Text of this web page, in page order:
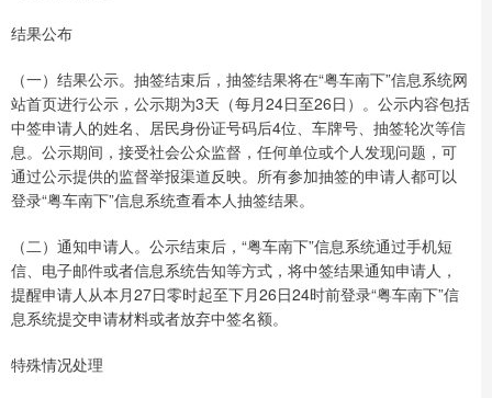
结果公布
（一）结果公示。抽签结束后，抽签结果将在“粤车南下”信息系统网
站首页进行公示，公示期为3天（每月24日至26日）。公示内容包括
中签申请人的姓名、居民身份证号码后4位、车牌号、抽签轮次等信
息。公示期间，接受社会公众监督，任何单位或个人发现问题，可
通过公示提供的监督举报渠道反映。所有参加抽签的申请人都可以
登录“粤车南下”信息系统查看本人抽签结果。
（二）通知申请人。公示结束后，“粤车南下”信息系统通过手机短
信、电子邮件或者信息系统告知等方式，将中签结果通知申请人，
提醒申请人从本月27日零时起至下月26日24时前登录“粤车南下”信
息系统提交申请材料或者放弃中签名额。
特殊情况处理